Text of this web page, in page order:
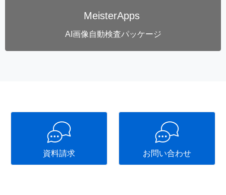
MeisterApps
AI画像自動検査パッケージ
資料請求 お問い合わせ